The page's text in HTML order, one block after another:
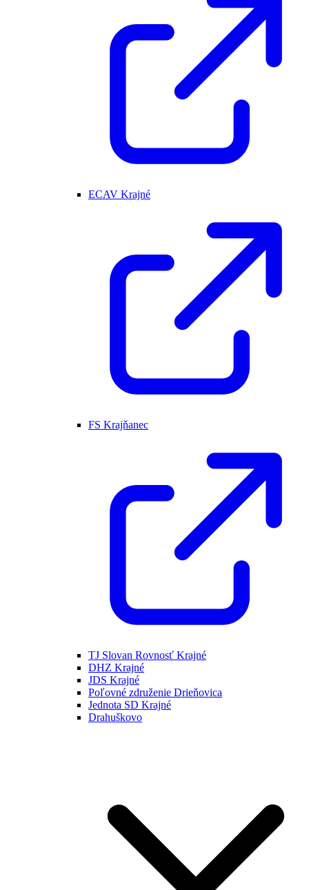
ECAV Krajné
FS Krajňanec
TJ Slovan Rovnosť Krajné
DHZ Krajné
JDS Krajné
Poľovné združenie Drieňovica
Jednota SD Krajné
Drahuškovo